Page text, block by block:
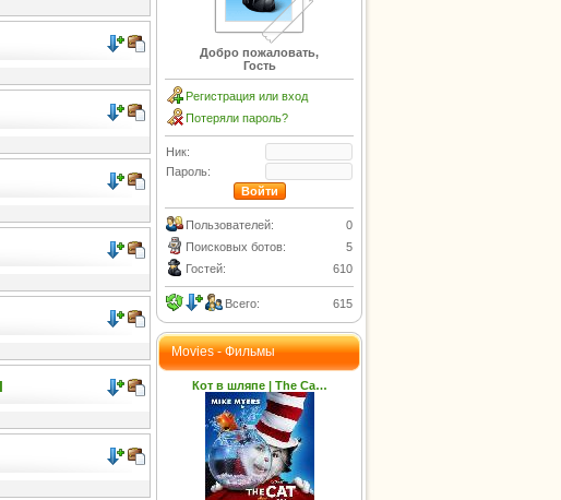
Добро пожаловать,
Гость
Регистрация или вход
Потеряли пароль?
Ник:
Пароль:
Пользователей:
0
Поисковых ботов:
5
Гостей:
610
Всего: 615
Movies - Фильмы
Кот в шляпе | The Ca…